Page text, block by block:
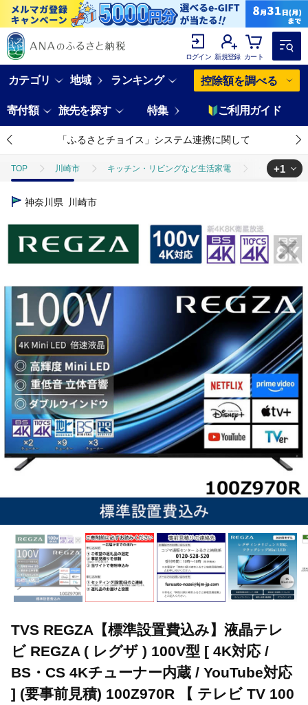
ログイン 新規登録 カート
カテゴリ 地域 ランキング 控除額を調べる
寄付額 旅先を探す 特集 ご利用ガイド
「ふるさとチョイス」システム連携に関して
TOP 川崎市 キッチン・リビングなど生活家電 テレビ
TOP
+1
神奈川県 川崎市
TVS REGZA【標準設置費込み】液晶テレ
ビ REGZA ( レグザ ) 100V型 [ 4K対応 /
BS・CS 4Kチューナー内蔵 / YouTube対応
] (要事前見積) 100Z970R 【 テレビ TV 100